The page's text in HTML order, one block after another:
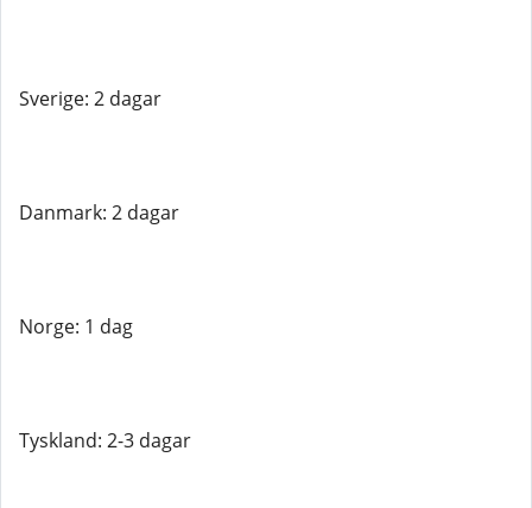
Sverige: 2 dagar
Danmark: 2 dagar
Norge: 1 dag
Tyskland: 2-3 dagar